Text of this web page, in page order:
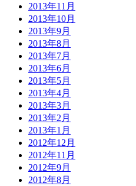
2013年11月
2013年10月
2013年9月
2013年8月
2013年7月
2013年6月
2013年5月
2013年4月
2013年3月
2013年2月
2013年1月
2012年12月
2012年11月
2012年9月
2012年8月